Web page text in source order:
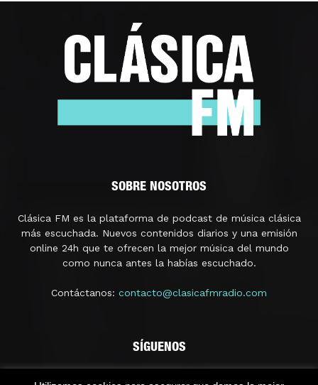
SOBRE NOSOTROS
Clásica FM es la plataforma de podcast de música clásica
más escuchada. Nuevos contenidos diarios y una emisión
online 24h que te ofrecen la mejor música del mundo
como nunca antes la habías escuchado.
Contáctanos: contacto@clasicafmradio.com
SÍGUENOS